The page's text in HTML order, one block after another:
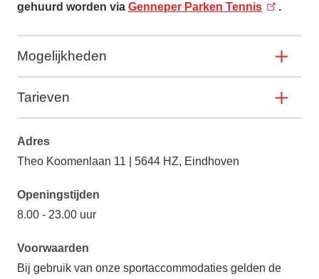
gehuurd worden via Genneper Parken Tennis .
Mogelijkheden
Tarieven
Adres
Theo Koomenlaan 11 | 5644 HZ, Eindhoven
Openingstijden
8.00 - 23.00 uur
Voorwaarden
Bij gebruik van onze sportaccommodaties gelden de